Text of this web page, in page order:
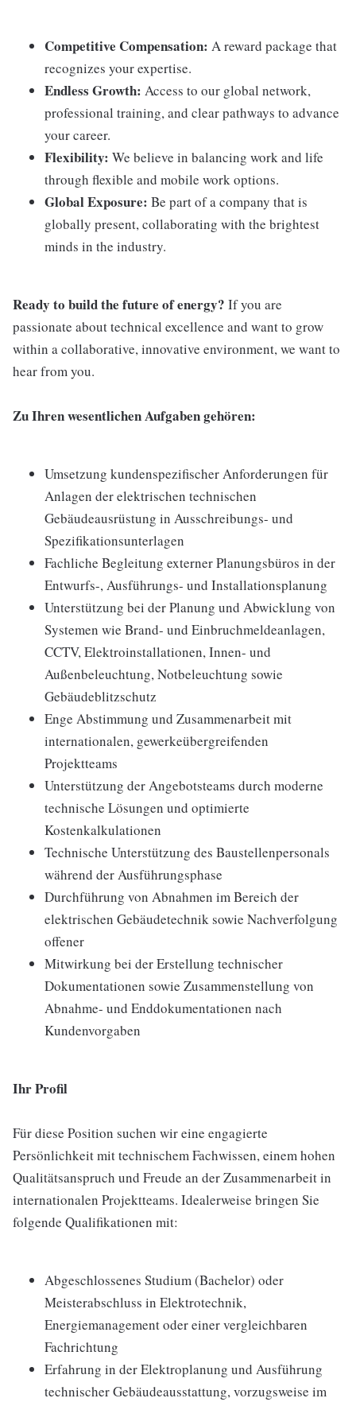
Competitive Compensation: A reward package that
recognizes your expertise.
Endless Growth: Access to our global network,
professional training, and clear pathways to advance
your career.
Flexibility: We believe in balancing work and life
through flexible and mobile work options.
Global Exposure: Be part of a company that is
globally present, collaborating with the brightest
minds in the industry.
Ready to build the future of energy? If you are
passionate about technical excellence and want to grow
within a collaborative, innovative environment, we want to
hear from you.
Zu Ihren wesentlichen Aufgaben gehören:
Umsetzung kundenspezifischer Anforderungen für
Anlagen der elektrischen technischen
Gebäudeausrüstung in Ausschreibungs- und
Spezifikationsunterlagen
Fachliche Begleitung externer Planungsbüros in der
Entwurfs-, Ausführungs- und Installationsplanung
Unterstützung bei der Planung und Abwicklung von
Systemen wie Brand- und Einbruchmeldeanlagen,
CCTV, Elektroinstallationen, Innen- und
Außenbeleuchtung, Notbeleuchtung sowie
Gebäudeblitzschutz
Enge Abstimmung und Zusammenarbeit mit
internationalen, gewerkeübergreifenden
Projektteams
Unterstützung der Angebotsteams durch moderne
technische Lösungen und optimierte
Kostenkalkulationen
Technische Unterstützung des Baustellenpersonals
während der Ausführungsphase
Durchführung von Abnahmen im Bereich der
elektrischen Gebäudetechnik sowie Nachverfolgung
offener
Mitwirkung bei der Erstellung technischer
Dokumentationen sowie Zusammenstellung von
Abnahme- und Enddokumentationen nach
Kundenvorgaben
Ihr Profil
Für diese Position suchen wir eine engagierte
Persönlichkeit mit technischem Fachwissen, einem hohen
Qualitätsanspruch und Freude an der Zusammenarbeit in
internationalen Projektteams. Idealerweise bringen Sie
folgende Qualifikationen mit:
Abgeschlossenes Studium (Bachelor) oder
Meisterabschluss in Elektrotechnik,
Energiemanagement oder einer vergleichbaren
Fachrichtung
Erfahrung in der Elektroplanung und Ausführung
technischer Gebäudeausstattung, vorzugsweise im